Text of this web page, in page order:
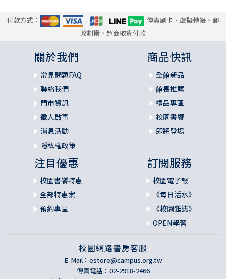
付款方式：
傳真刷卡、虛擬轉帳、郵
政劃撥、超商取貨付款
關於我們
常見問題FAQ
聯絡我們
門市資訊
徵人啟事
消息活動
隱私權政策
商品快訊
全館新品
館長推薦
禮品專區
校園書饗
即將登場
注目優惠
校園書饗特惠
全部特惠案
預約專區
訂閱服務
校園電子報
《每日活水》
《校園雜誌》
OPEN學習
校園網路書房客服
E-Mail： estore@campus.org.tw
傳真電話：02-2918-2466